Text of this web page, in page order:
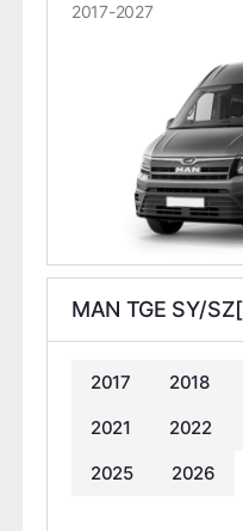
2017-2027
MAN TGE SY/
2017 2018
2021
2022
2025
2026